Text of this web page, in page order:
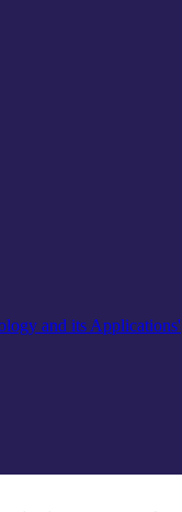
and its Applications'